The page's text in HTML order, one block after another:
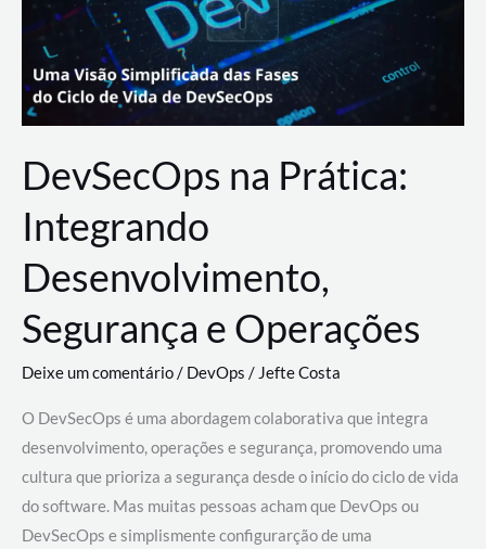
DevSecOps na Prática:
Integrando
Desenvolvimento,
Segurança e Operações
Deixe um comentário/ DevOps /Jefte Costa
O DevSecOps é uma abordagem colaborativa que integra
desenvolvimento, operações e segurança, promovendo uma
cultura que prioriza a segurança desde o início do ciclo de vida
do software. Mas muitas pessoas acham que DevOps ou
DevSecOps e simplismente configurarção de uma